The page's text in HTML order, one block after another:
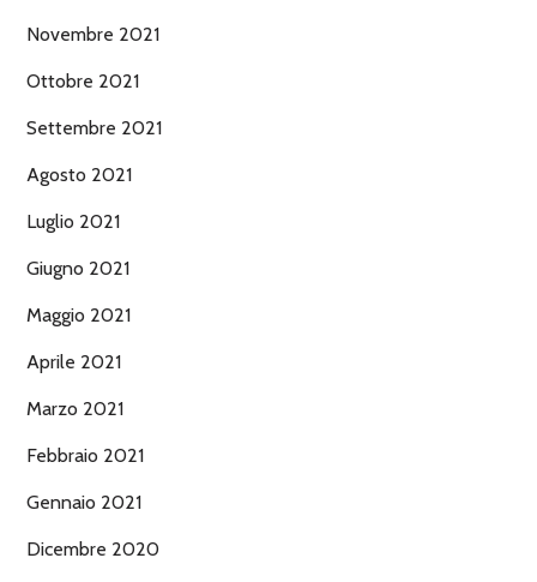
Novembre 2021
Ottobre 2021
Settembre 2021
Agosto 2021
Luglio 2021
Giugno 2021
Maggio 2021
Aprile 2021
Marzo 2021
Febbraio 2021
Gennaio 2021
Dicembre 2020